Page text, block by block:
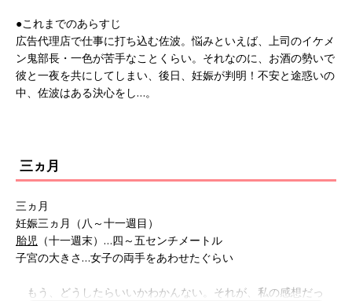
●これまでのあらすじ
広告代理店で仕事に打ち込む佐波。悩みといえば、上司のイケメ
ン鬼部長・一色が苦手なことくらい。それなのに、お酒の勢いで
彼と一夜を共にしてしまい、後日、妊娠が判明！不安と途惑いの
中、佐波はある決心をし…。
三ヵ月
三ヵ月
妊娠三ヵ月（八～十一週目）
胎児 （十一週末）…四～五センチメートル
子宮の大きさ…女子の両手をあわせたぐらい
もう、どうしたらいいかわかんない。それが、私の感想だっ